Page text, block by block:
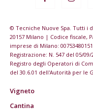
© Tecniche Nuove Spa. Tutti i
20157 Milano | Codice fiscale,
imprese di Milano: 00753480151
Registrazione: N. 547 del 05/
Registro degli Operatori di
del 30.6.01 dell'Autorità per le
Vigneto
Cantina